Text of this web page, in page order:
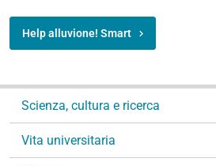
Help alluvione! Smart
i
Scienza, cultura e ricerca
Vita universitaria